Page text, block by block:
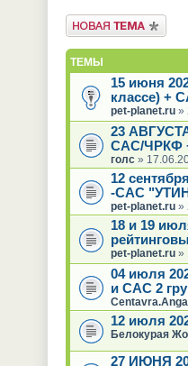
Новая тема
ТЕМЫ
15 июня
классе) +
pet-planet.ru»
23
САС/ЧРКФ
голс»
12
-САС
pet-planet.ru»
18 и 19
pet-planet.ru»
04 июля
и САС 2
12 июля
Белокурая
27 ИЮНЯ